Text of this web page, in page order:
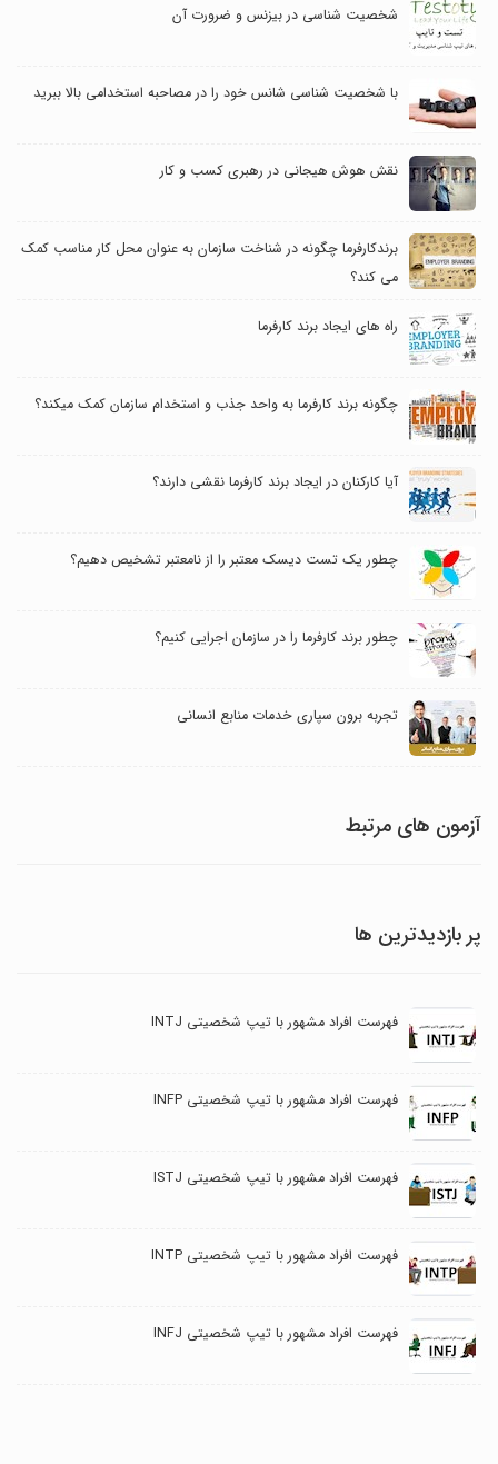
شخصیت شناسی در بیزنس و ضرورت آن
با شخصیت شناسی شانس خود را در مصاحبه استخدامی بالا ببرید
نقش هوش هیجانی در رهبری کسب و کار
برندکارفرما چگونه در شناخت سازمان به عنوان محل کار مناسب کمک
می کند؟
راه های ایجاد برند کارفرما
چگونه برند کارفرما به واحد جذب و استخدام سازمان کمک میکند؟
آیا کارکنان در ایجاد برند کارفرما نقشی دارند؟
چطور یک تست دیسک معتبر را از نامعتبر تشخیص دهیم؟
چطور برند کارفرما را در سازمان اجرایی کنیم؟
تجربه برون سپاری خدمات منابع انسانی
آزمون های مرتبط
پر بازدیدترین ها
فهرست افراد مشهور با تیپ شخصیتی INTJ
فهرست افراد مشهور با تیپ شخصیتی INFP
فهرست افراد مشهور با تیپ شخصیتی ISTJ
فهرست افراد مشهور با تیپ شخصیتی INTP
فهرست افراد مشهور با تیپ شخصیتی INFJ